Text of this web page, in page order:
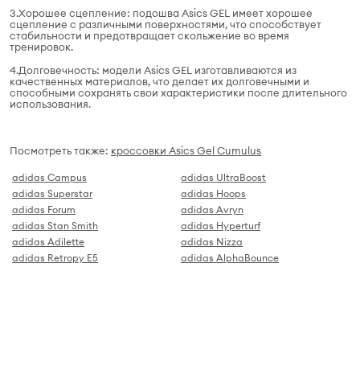
3.Хорошее сцепление: подошва Asics GEL имеет хорошее
сцепление с различными поверхностями, что способствует
стабильности и предотвращает скольжение во время
тренировок.
4.Долговечность: модели Asics GEL изготавливаются из
качественных материалов, что делает их долговечными и
способными сохранять свои характеристики после длительного
использования.
Посмотреть также: кроссовки Asics Gel Cumulus
adidas Campus
adidas UltraBoost
adidas Superstar
adidas Hoops
adidas Forum
adidas Avryn
adidas Stan Smith
adidas Hyperturf
adidas Adilette
adidas Nizza
adidas Retropy E5
adidas AlphaBounce